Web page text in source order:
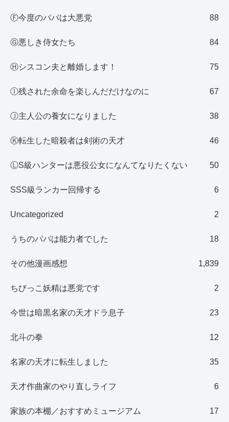
Ⓕ今度のパパは大悪党 88
Ⓖ悪しき侍女たち 84
Ⓗシスコン夫と離婚します！ 75
Ⓘ残された余命を楽しんだだけなのに 67
Ⓙ主人公の養女になりました 38
Ⓚ転生した暗殺者は剣術の天才 46
ⓁS級ハンターは悪役公女になんてなりたくない 50
SSS級ランカー回帰する 6
Uncategorized 2
うちのパパは能力者でした 18
その他漫画感想 1,839
ちびっこ妖精は悪党です 2
今世は暗黒名家の天才ドラ息子 23
北斗の拳 12
名家の天才に転生しました 35
天才作曲家のやり直しライフ 6
家族の本棚／おすすめミュージアム 17